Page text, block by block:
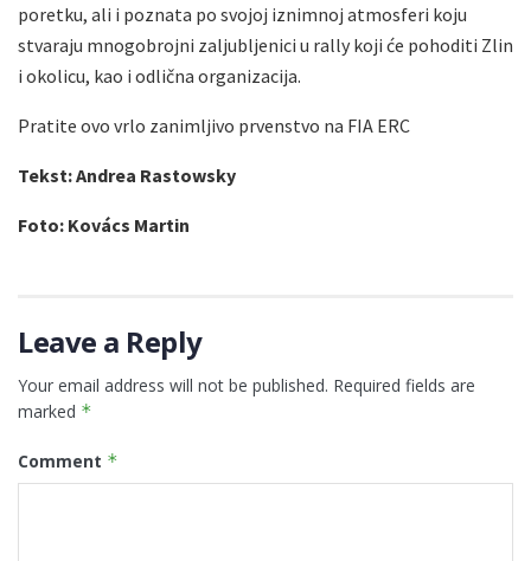
poretku, ali i poznata po svojoj iznimnoj atmosferi koju
stvaraju mnogobrojni zaljubljenici u rally koji će pohoditi Zlin
i okolicu, kao i odlična organizacija.
Pratite ovo vrlo zanimljivo prvenstvo na FIA ERC
Tekst: Andrea Rastowsky
Foto: Kovács Martin
Leave a Reply
Your email address will not be published. Required fields are
marked *
Comment *